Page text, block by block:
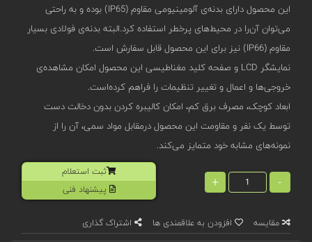
این محصول دارای بدنه‌‌ی آلومینیومی مقاوم (IP65) بوده و به راحتی
می‌توان آن‌را در محیط‌های پرخطر استفاده کرد.البته بدنه‌ی فولادی بسیار
مقاوم (IP66) نیز برای این محصول قابل سفارش است.
نمایشگر LCD و صفحه کلید مغناطیسی این محصول امکان مشاهده‌ی
خروجی‌ها و اعمال و تغییر تنظیمات را فراهم کرده‌است.
ابعاد کوچک، مصرف برق کم، امکان کالیبره کردن بدون دخالت دست
توسط یک نفر و مقاومت این محصول درمقابل مواد سمی، آن را از
نمونه‌های مشابه خود متمایز می‌کند.
-
+
ثبت استعلام
پیشنهاد فنی
مقایسه افزودن به علاقمندی ها اشتراک گذاری